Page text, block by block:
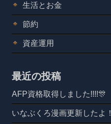
生活とお金
節約
資産運用
最近の投稿
AFP資格取得しました!!!!🎊
いなぶくろ漫画更新したよ！